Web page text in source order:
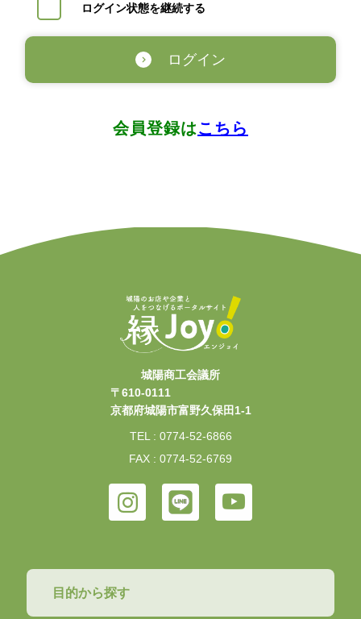
ログイン状態を継続する
ログイン
会員登録はこちら
城陽商工会議所
〒610-0111
京都府城陽市富野久保田1-1
TEL : 0774-52-6866
FAX : 0774-52-6769
目的から探す